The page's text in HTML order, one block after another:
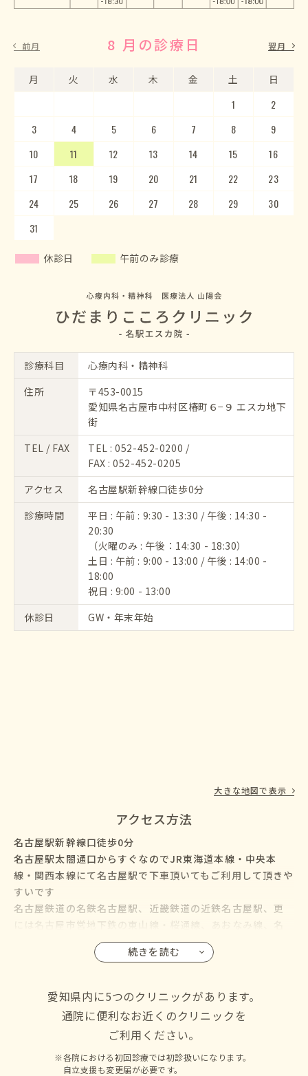
前月 8 月の診療日
月 火 水 木 金 土 日
1
2
3
4 5 6 7 8
9
10
11 12 13 14 15
16
17
18 19 20 21 22
23
24
25 26 27 28 29
30
31
9 月の診療日
月 火 水 木 金 土 日
5
6
7
8 9 10 11 12
13
14
15 16 17 18 19
20
21
22 23 24 25 26
27
28
29 30
翌月
休診日 午前のみ診療
診療科目
心療内科・精神科
住所
〒453-0015
愛知県名古屋市中村区椿町６−９ エスカ地下
街
TEL / FAX
TEL :052-452-0200 /
FAX : 052-452-0205
アクセス
名古屋駅新幹線口徒歩0分
診療時間
平日 : 午前 : 9:30 - 13:30 / 午後 : 14:30 -
20:30
（火曜のみ : 午後：14:30 - 18:30）
土日 : 午前 : 9:00 - 13:00 / 午後 : 14:00 -
18:00
祝日 : 9:00 - 13:00
休診日
GW・年末年始
大きな地図で表示
アクセス方法
名古屋駅新幹線口徒歩0分
名古屋駅太閤通口からすぐなのでJR東海道本線・中央本
線・関西本線にて名古屋駅で下車頂いてもご利用して頂きや
すいです
名古屋鉄道の名鉄名古屋駅、近畿鉄道の近鉄名古屋駅、更
には名古屋市営地下鉄の東山線・桜通線、あおなみ線、名
鉄バス・名古屋市営バスも名古屋駅に乗り入れているので、
名古屋市の千種区・東区・北区・西区・中村区・中区・昭
区・名東区・天白区にお住いの方からも通院して頂けます
続きを読む
愛知県内に5つのクリニックがあります。
通院に便利なお近くのクリニックを
ご利用ください。
各院における初回診療では初診扱いになります。
自立支援も変更届が必要です。